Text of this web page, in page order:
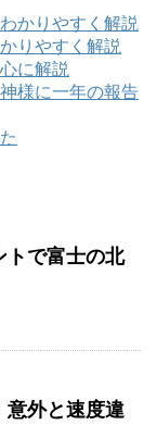
かりやすく解説
りやすく解説
に解説
様に一年の報告
トで富士の北
意外と速度違